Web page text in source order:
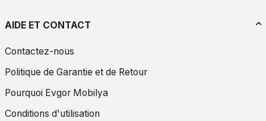
AIDE ET CONTACT
Contactez-nous
Politique de Garantie et de Retour
Pourquoi Evgor Mobilya
Conditions d'utilisation